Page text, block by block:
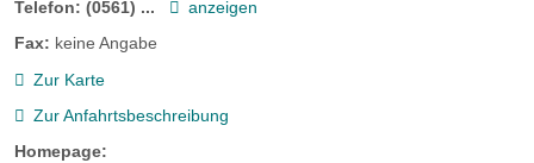
Telefon: (0561) ...
anzeigen
Fax: keine Angabe
Zur Karte
Zur Anfahrtsbeschreibung
Homepage: